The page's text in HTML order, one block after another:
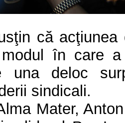
că
în care
una deloc
sindicali.
Mater,